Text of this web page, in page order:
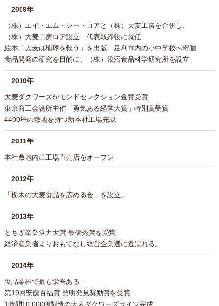
2009年
（株）エイ・エム・シー・ロアと（株）大麦工房を合併し、
（株）大麦工房ロア設立 代表取締役に就任
絵本「大麦は地球を救う」を出版 足利市内の小中学校へ寄贈
食品開発の研究を目的に、（株）浅沼食品科学研究所を設立
2010年
大麦ダクワーズがモンドセレクション金賞受賞
東京商工会議所主催「勇気ある経営大賞」特別賞受賞
4400坪の敷地を持つ新本社工場完成
2011年
本社敷地内に工場直売店をオープン
2012年
「栃木の大麦食品を広める会」を設立。
2013年
とちぎ産業活力大賞 最優秀賞を受賞
経済産業省よりおもてなし経営企業選に選ばれる。
2014年
食品業界で最も栄誉ある
第19回安藤百福賞 発明発見奨励賞を受賞
1時間10,000個製造の大麦ダクワーズライン完成